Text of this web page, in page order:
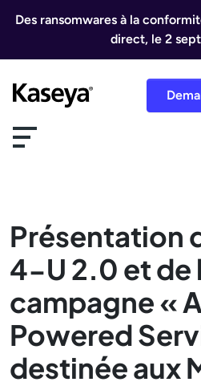
Des ransomwares à la
direct, le 2
Présentation
4-U 2.0 et de
campagne «
Powered
destinée aux